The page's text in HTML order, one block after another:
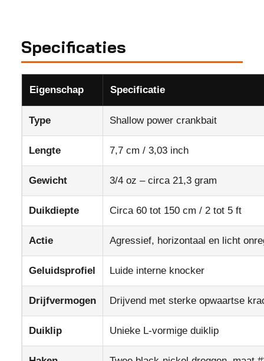
Specificaties
Eigenschap Specificatie
Type Shallow power crankbait
Lengte 7,7 cm / 3,03 inch
Gewicht 3/4 oz – circa 21,3 gram
Duikdiepte Circa 60 tot 150 cm / 2 tot 5 ft
Actie Agressief, horizontaal en licht
Geluidsprofiel Luide interne knocker
Drijfvermogen Drijvend met sterke opwaartse
Duiklip Unieke L-vormige duiklip